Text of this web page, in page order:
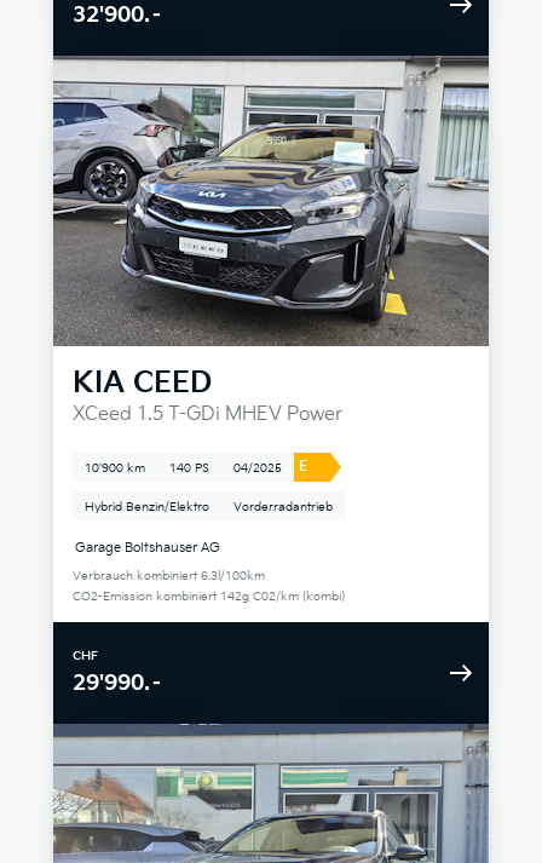
32'900.–
KIA CEED
XCeed 1.5 T-GDi MHEV Power
10'900 km 140 PS 04/2025 E
Hybrid Benzin/Elektro Vorderradantrieb
Garage Boltshauser AG
Verbrauch kombiniert 6.3l/100km
CO2-Emission kombiniert 142g C02/km (kombi)
CHF
29'990.–